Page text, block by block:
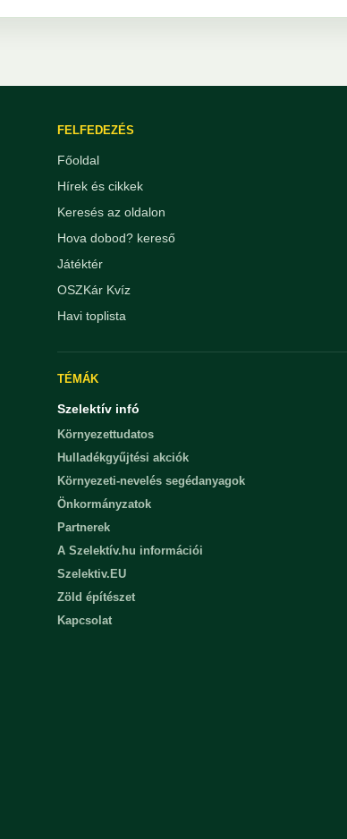
FELFEDEZÉS
Főoldal
Hírek és cikkek
Keresés az oldalon
Hova dobod? kereső
Játéktér
OSZKár Kvíz
Havi toplista
TÉMÁK
Szelektív infó
Környezettudatos
Hulladékgyűjtési akciók
Környezeti-nevelés segédanyagok
Önkormányzatok
Partnerek
A Szelektív.hu információi
Szelektiv.EU
Zöld építészet
Kapcsolat